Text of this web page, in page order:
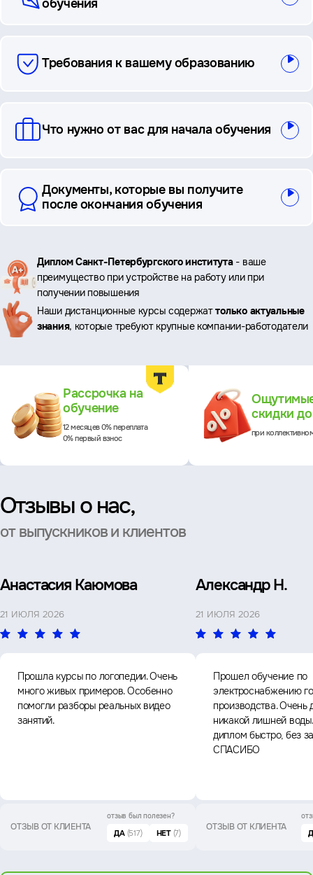
обучения
Требования к вашему образованию
Что нужно от вас для начала обучения
Документы, которые вы получите
после окончания обучения
Ключевые
преимущества
Диплом Санкт-Петербургского института- ваше
преимущество при устройстве на работу или при
получении повышения
Наши дистанционные курсы содержаттолько актуальные
знания, которые требуют крупные компании-работодатели
Рассрочка на
обучение
12 месяцев 0% переплата
0% первый взнос
скидки
при
Отзывы о нас,
от выпускников и клиентов
Анастасия Каюмова
21 ИЮЛЯ 2026
Прошла курсы по логопедии. Очень
много живых примеров. Особенно
помогли разборы реальных видео
занятий.
ОТЗЫВ ОТ КЛИЕНТА
отзыв был полезен?
ДА (517) НЕТ (7)
Александр Н.
21 ИЮЛЯ 2026
Прошел обучение по
электроснабжению
производства. Очень
никакой лишней
диплом быстро, без
СПАСИБО
ОТЗЫВ ОТ КЛИЕНТА